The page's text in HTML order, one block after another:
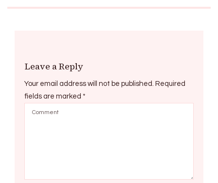
Leave a Reply
Your email address will not be published. Required
fields are marked *